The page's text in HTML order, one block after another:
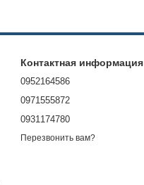
Контактная информация
0952164586
0971555872
0931174780
Перезвонить вам?